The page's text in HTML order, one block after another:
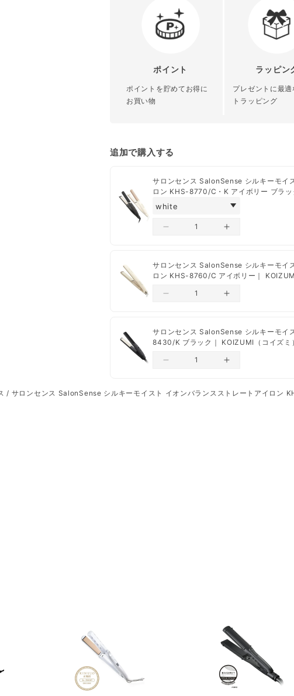
◆商品特徴《シルキーモイスト®加工》
ヘアカラーの退色を抑える
熱ダメージによる
起こりうるカラーの色落ちを抑えます。
高性能ヒーター搭載
熱を伝えます。
立ち上がり約25秒で100℃
※最高温度設定時
13段階デジタル温度調節
温度メモリー機能搭載。
髪全体にプラスとマイナスのイオンと届け静電
サラサラなのに、パサつかない髪へ。
３D密着プレート：上下の動き＋左右の動きが
本体サイズ
コード長さ
消費電力
の場合
¥3,980未満の場合
島
配送業者は、ヤマト運輸、日本郵便、楽天エク
【クレジットカード決済・あと払い（ペイデ
ご注文日から、1営業日～10営業日以内に発送
【コンビニ決済】ご入金確認から、1営業日～
ペーパーレス推奨のため納品書・領収書
一部出荷が遅れる商品に関しては、別途の
口コミの投稿
お気に入り商品の登録
ポイント
ポイントを貯めてお得に
お買い物
ラッピン
プレゼントに最適
トラッピング
追加で購入する
サロンセンス SalonSense シルキーモイ
ロン KHS-8770/C・K アイボリー ブラ
サロンセンス SalonSense シルキーモイ
ロン KHS-8760/C アイボリー｜
サロンセンス SalonSense シルキーモイ
8430/K ブラック｜ KOIZUMI（コイズミ
/ サロンセンス SalonSense シルキーモイスト イオンバランスストレートアイロン